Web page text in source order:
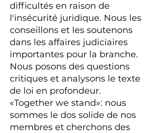
difficultés en raison de
l'insécurité juridique. Nous les
conseillons et les soutenons
dans les affaires judiciaires
importantes pour la branche.
Nous posons des questions
critiques et analysons le texte
de loi en profondeur.
«Together we stand»: nous
sommes le dos solide de nos
membres et cherchons des